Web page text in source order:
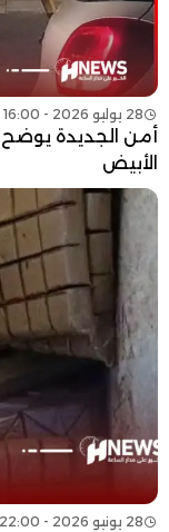
28 يوليو 2026 - 16:00
أمن الجديدة يوضح
الأبيض
28 يونيو 2026 - 22:00